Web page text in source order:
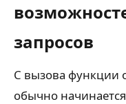
запросов
С вызова функции
обычно